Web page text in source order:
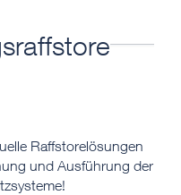
Raffstorelösungen
und Ausführung der